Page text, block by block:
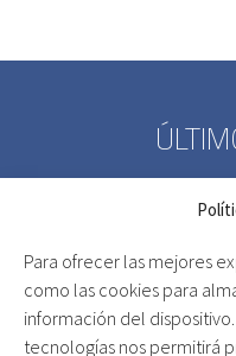
Para ofrecer las mejores
como las cookies para
información del
tecnologías nos permitirá
ACREDITACIÓN